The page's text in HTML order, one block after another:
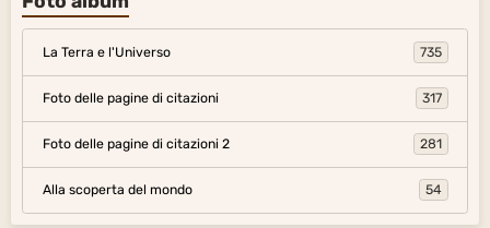
La Terra e l'Universo 735
Foto delle pagine di citazioni 317
Foto delle pagine di citazioni 2 281
Alla scoperta del mondo 54